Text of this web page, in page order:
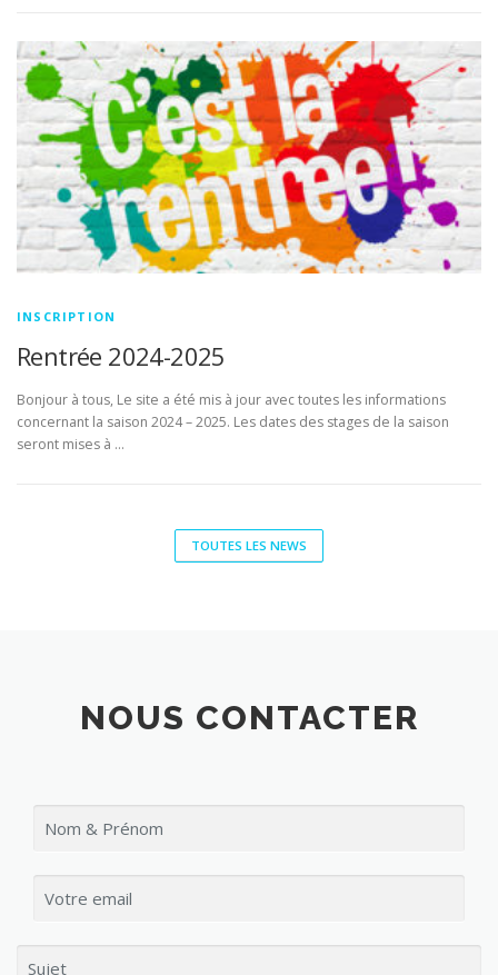
INSCRIPTION
Rentrée 2024-2025
Bonjour à tous, Le site a été mis à jour avec toutes les informations
concernant la saison 2024 – 2025. Les dates des stages de la saison
seront mises à …
TOUTES LES NEWS
NOUS CONTACTER